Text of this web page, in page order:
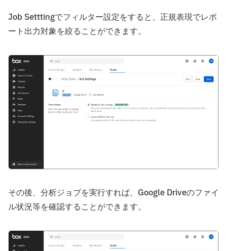
Job Setttingでフィルター設定をすると、正規表現でレポ
ート出力対象を絞ることができます。
その後、分析ジョブを実行すれば、Google Driveのファイ
ル状況等を確認することができます。